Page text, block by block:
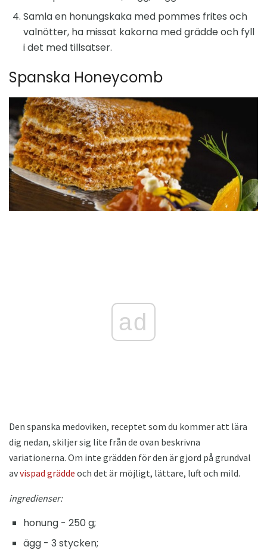
Samla en honungskaka med pommes frites och
valnötter, ha missat kakorna med grädde och fyll
i det med tillsatser.
Spanska Honeycomb
ad
Den spanska medoviken, receptet som du kommer att lära
dig nedan, skiljer sig lite från de ovan beskrivna
variationerna. Om inte grädden för den är gjord på grundval
avvispad grädde och det är möjligt, lättare, luft och mild.
ingredienser:
honung - 250 g;
ägg - 3 stycken;